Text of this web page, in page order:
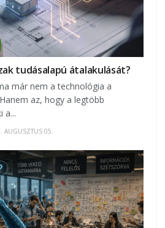
tudásalapú átalakulását?
már nem a technológia a
az, hogy a legtöbb
a...
AUGUSZTUS 05.